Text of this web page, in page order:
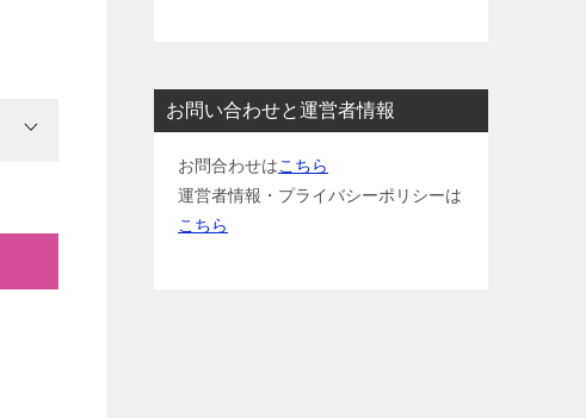
お問い合わせと運営者情報
お問合わせはこちら
運営者情報・プライバシーポリシーは
こちら